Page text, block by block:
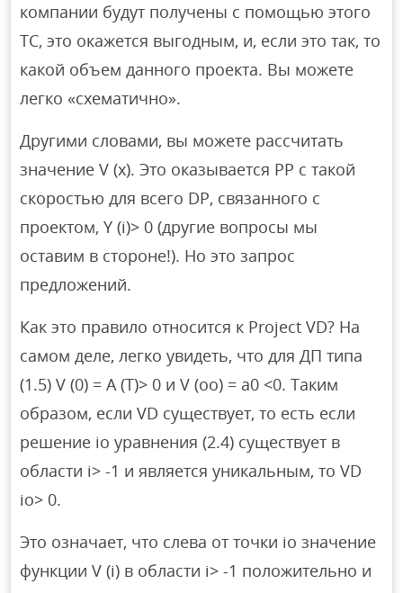
компании будут получены с помощью этого
ТС, это окажется выгодным, и, если это так, то
какой объем данного проекта. Вы можете
легко «схематично».
Другими словами, вы можете рассчитать
значение V (х). Это оказывается PP с такой
скоростью для всего DP, связанного с
проектом, Y (i)> 0 (другие вопросы мы
оставим в стороне!). Но это запрос
предложений.
Как это правило относится к Project VD? На
самом деле, легко увидеть, что для ДП типа
(1.5) V (0) = A (T)> 0 и V (oo) = a0 <0. Таким
образом, если VD существует, то есть если
решение io уравнения (2.4) существует в
области i> -1 и является уникальным, то VD
io> 0.
Это означает, что слева от точки io значение
функции V (i) в области i> -1 положительно и